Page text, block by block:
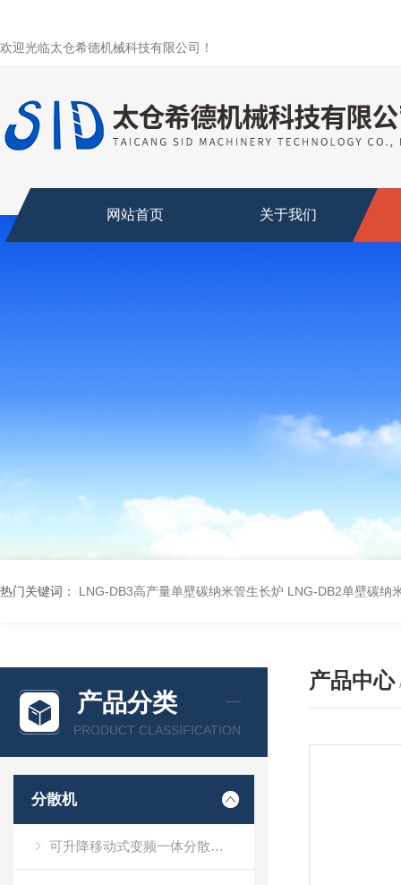
欢迎光临太仓希德机械科技有限公司！
网站首页 关于我们
热门关键词： LNG-DB3高产量单壁碳纳米管生长炉 LNG-DB2单壁碳纳
产品分类
PRODUCT CLASSIFICATION
分散机
可升降移动式变频一体分散乳化机
产品中心